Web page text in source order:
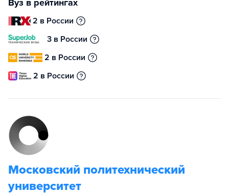
Вуз в рейтингах
2 в России
3 в России
2 в России
2 в России
Московский политехнический
университет